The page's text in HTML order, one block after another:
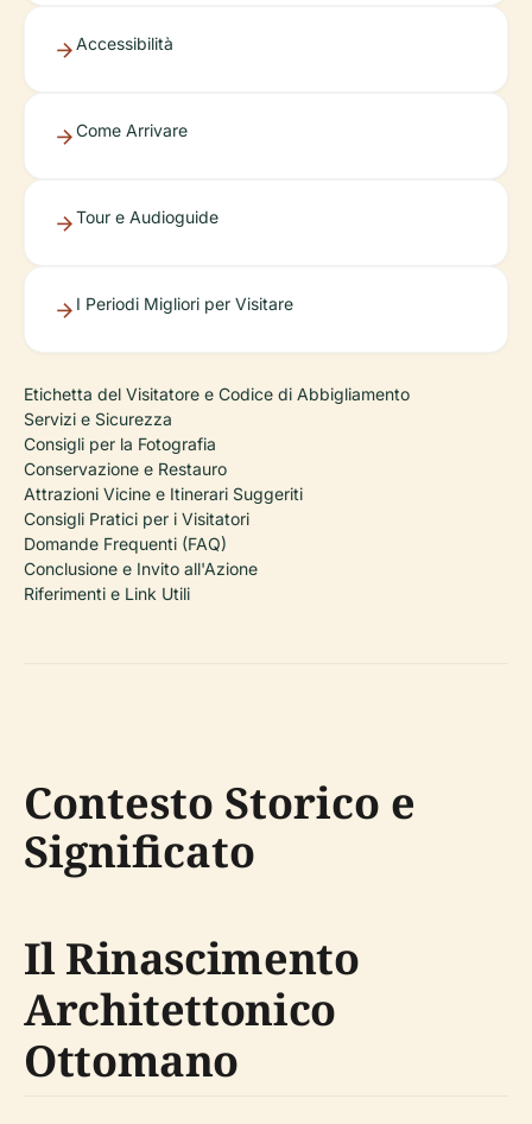
Accessibilità
Come Arrivare
Tour e Audioguide
I Periodi Migliori per Visitare
Etichetta del Visitatore e Codice di Abbigliamento
Servizi e Sicurezza
Consigli per la Fotografia
Conservazione e Restauro
Attrazioni Vicine e Itinerari Suggeriti
Consigli Pratici per i Visitatori
Domande Frequenti (FAQ)
Conclusione e Invito all'Azione
Riferimenti e Link Utili
Contesto Storico e
Significato
Il Rinascimento
Architettonico
Ottomano